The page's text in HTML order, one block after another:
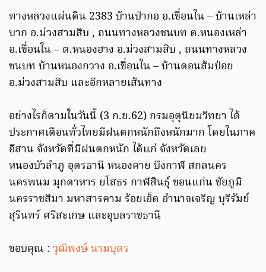
ทางหลวงแผ่นดิน 2383 บ้านป่ากอ อ.เขื่อนใน – บ้านเหล่า
บาก อ.ม่วงสามสิบ , ถนนทางหลวงชนบท ต.หนองเหล่า
อ.เขื่อนใน – ต.หนองฮาง อ.ม่วงสามสิบ , ถนนทางหลวง
ชนบท บ้านหนองกวาง อ.เขื่อนใน – บ้านดอนส้มป่อย
อ.ม่วงสามสิบ และอีกหลายเส้นทาง
อย่างไรก็ตามในวันนี้ (3 ก.ย.62) กรมอุตุนิยมวิทยา ได้
ประกาศเตือนทั่วไทยมีฝนตกหนักถึงหนักมาก โดยในภาค
อีสาน จังหวัดที่มีฝนตกหนัก ได้แก่ จังหวัดเลย
หนองบัวลำภู อุดรธานี หนองคาย บึงกาฬ สกลนคร
นครพนม มุกดาหาร ยโสธร กาฬสินธุ์ ขอนแก่น ชัยภูมิ
นครราชสีมา มหาสารคาม ร้อยเอ็ด อำนาจเจริญ บุรีรัมย์
สุรินทร์ ศรีสะเกษ และอุบลราชธานี
ขอบคุณ : วุฒิพงษ์ นามบุตร